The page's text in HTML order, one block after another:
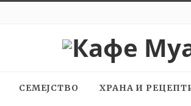
СЕМЕЈСТВО ХРАНА И